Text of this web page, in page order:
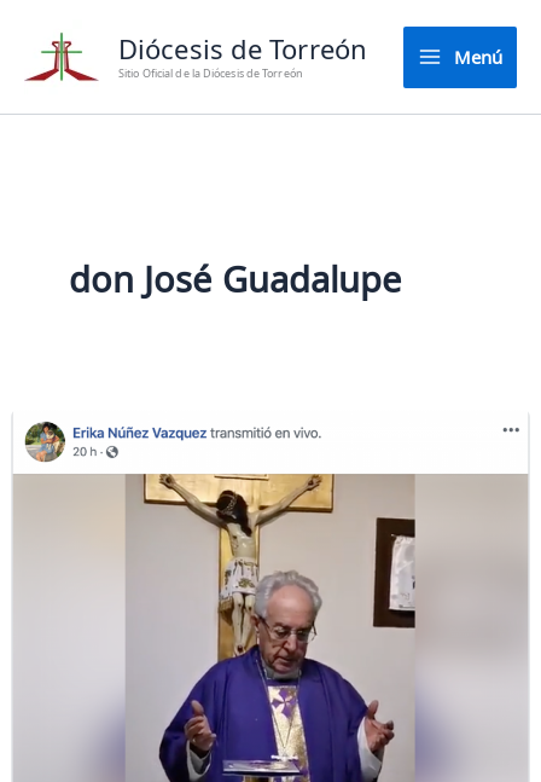
contenido
Diócesis de Torreón
Sitio Oficial de la Diócesis de Torreón
Menú
don José Guadalupe